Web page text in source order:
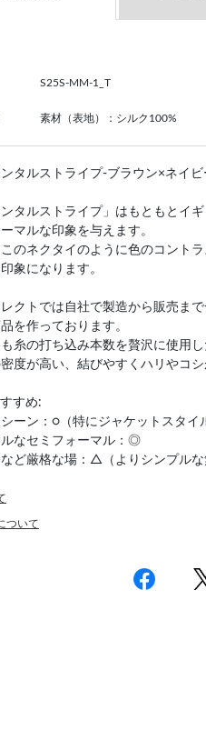
S25S-MM-1_T
素材（表地）：シルク100%
ンタルストライプ-ブラウン×ネイビ
ンタルストライプ」はもともとイ
マルな印象を与えます。
のネクタイのように色のコント
象になります。
クトでは自社で製造から販売ま
を作っております。
糸の打ち込み本数を贅沢に使用
密度が高い、結びやすくハリやコ
すすめ:
ーン：○（特にジャケットスタイ
ルなセミフォーマル：◎
ど厳格な場：△（よりシンプルな
ついて